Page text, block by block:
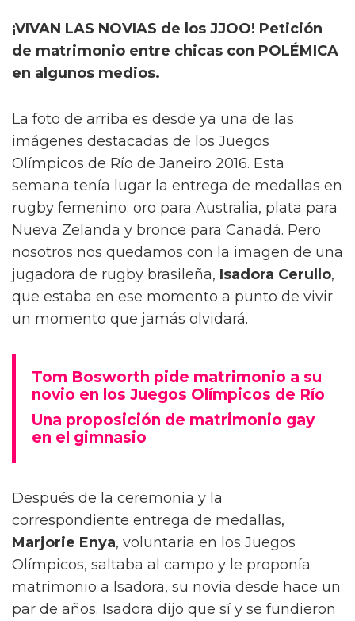
¡VIVAN LAS NOVIAS de los JJOO! Petición
de matrimonio entre chicas con POLÉMICA
en algunos medios.
La foto de arriba es desde ya una de las
imágenes destacadas de los Juegos
Olímpicos de Río de Janeiro 2016. Esta
semana tenía lugar la entrega de medallas en
rugby femenino: oro para Australia, plata para
Nueva Zelanda y bronce para Canadá. Pero
nosotros nos quedamos con la imagen de una
jugadora de rugby brasileña, Isadora Cerullo,
que estaba en ese momento a punto de vivir
un momento que jamás olvidará.
Tom Bosworth pide matrimonio a su
novio en los Juegos Olímpicos de Río
Una proposición de matrimonio gay
en el gimnasio
Después de la ceremonia y la
correspondiente entrega de medallas,
Marjorie Enya, voluntaria en los Juegos
Olímpicos, saltaba al campo y le proponía
matrimonio a Isadora, su novia desde hace un
par de años. Isadora dijo que sí y se fundieron